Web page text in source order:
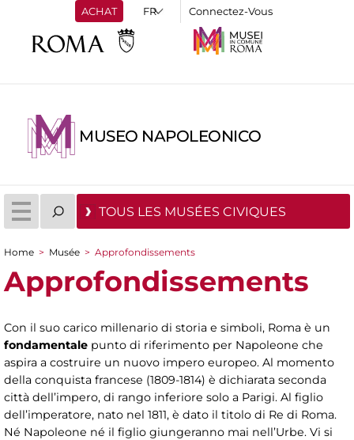
ACHAT Connectez-Vous
MUSEO NAPOLEONICO
TOUS LES MUSÉES CIVIQUES
You are here
Home > Musée > Approfondissements
Approfondissements
Con il suo carico millenario di storia e simboli, Roma è un
fondamentale punto di riferimento per Napoleone che
aspira a costruire un nuovo impero europeo. Al momento
della conquista francese (1809-1814) è dichiarata seconda
città dell’impero, di rango inferiore solo a Parigi. Al figlio
dell’imperatore, nato nel 1811, è dato il titolo di Re di Roma.
Né Napoleone né il figlio giungeranno mai nell’Urbe. Vi si